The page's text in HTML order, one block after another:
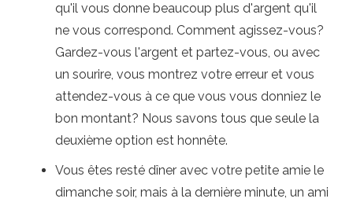
qu'il vous donne beaucoup plus d'argent qu'il
ne vous correspond. Comment agissez-vous?
Gardez-vous l'argent et partez-vous, ou avec
un sourire, vous montrez votre erreur et vous
attendez-vous à ce que vous vous donniez le
bon montant? Nous savons tous que seule la
deuxième option est honnête.
Vous êtes resté dîner avec votre petite amie le
dimanche soir, mais à la dernière minute, un ami